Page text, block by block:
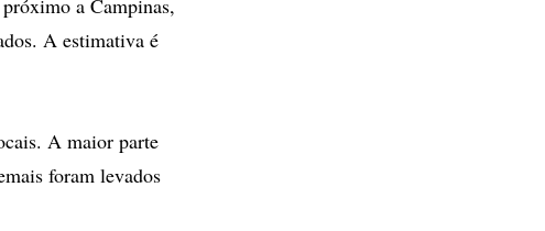
a Campinas,
A estimativa é
A maior parte
foram levados